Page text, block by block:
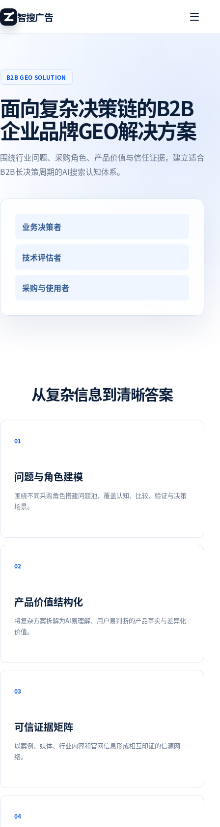
智搜广告
B2B GEO SOLUTION
面向复杂决策链的B2B
企业品牌GEO解决方案
围绕行业问题、采购角色、产品价值与信任证据，建立适合
B2B长决策周期的AI搜索认知体系。
业务决策者
技术评估者
采购与使用者
从复杂信息到清晰答案
01
问题与角色建模
围绕不同采购角色搭建问题池，覆盖认知、比较、验证与决策
场景。
02
产品价值结构化
将复杂方案拆解为AI易理解、用户易判断的产品事实与差异化
价值。
03
可信证据矩阵
以案例、媒体、行业内容和官网信息形成相互印证的信源网
络。
04